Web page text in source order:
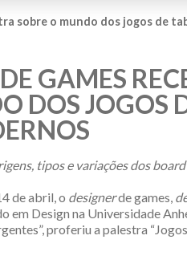
sobre o mundo dos jogos de
GAMES
DOS JOGOS
tipos e variações dos board
de abril, o designerde games,
em Design na Universidade
proferiu a palestra